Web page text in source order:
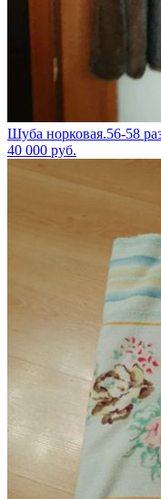
Шуба норковая.56-58
40 000 руб.